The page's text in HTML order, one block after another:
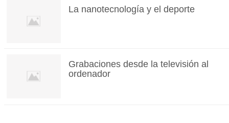
La nanotecnología y el deporte
Grabaciones desde la televisión al
ordenador